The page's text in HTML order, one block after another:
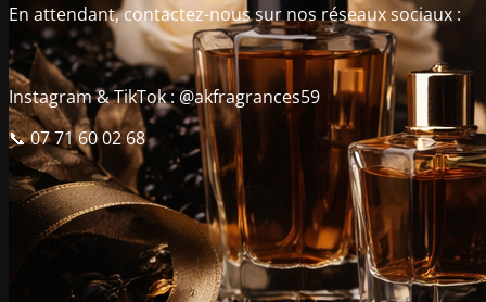
En attendant, contactez-nous sur nos réseaux sociaux :
Instagram & TikTok : @akfragrances59
📞 07 71 60 02 68